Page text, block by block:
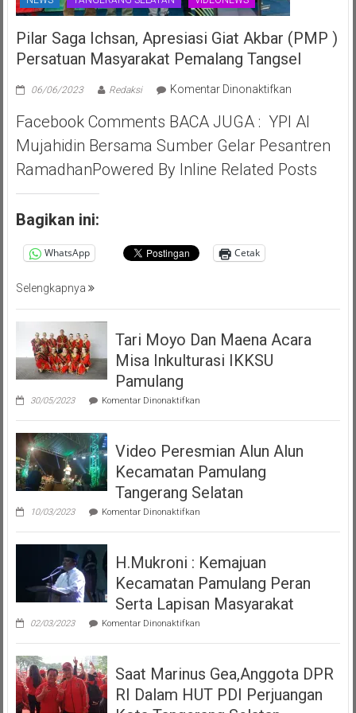
Pilar Saga Ichsan, Apresiasi Giat Akbar (PMP )
Persatuan Masyarakat Pemalang Tangsel
06/06/2023 Redaksi Komentar Dinonaktifkanpada
Saga
Ichsan,
Apresiasi
Giat
Facebook Comments BACA JUGA : YPI Al
Mujahidin Bersama Sumber Gelar Pesantren
RamadhanPowered By Inline Related Posts
Bagikan ini:
WhatsApp Cetak
Selengkapnya
Tari Moyo Dan Maena Acara
Misa Inkulturasi IKKSU
Pamulang
30/05/2023 Komentar Dinonaktifkanpada
Moyo
Maena
Acara
Misa
Inkulturasi
IKKSU
Pamulang
Video Peresmian Alun Alun
Kecamatan Pamulang
Tangerang Selatan
10/03/2023 Komentar Dinonaktifkanpada
Peresmian
Alun
Kecamatan
Pamulang
Tangerang
Selatan
H.Mukroni : Kemajuan
Kecamatan Pamulang Peran
Serta Lapisan Masyarakat
02/03/2023 Komentar Dinonaktifkanpada
:
Kecamatan
Pamulang
Peran
Saat Marinus Gea,Anggota DPR
RI Dalam HUT PDI Perjuangan